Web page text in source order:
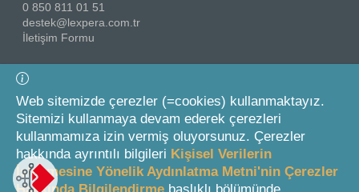
0 850 811 01 51
destek@lexpera.com.tr
İletişim Formu
Bizi Takip Edin
Web sitemizde çerezler (=cookies) kullanmaktayız.
Sitemizi kullanmaya devam ederek çerezleri
kullanmamıza izin vermiş oluyorsunuz. Çerezler
hakkında ayrıntılı bilgileri Kişisel Verilerin
İşlenmesine Yönelik Aydınlatma Metni'nin Çerezler